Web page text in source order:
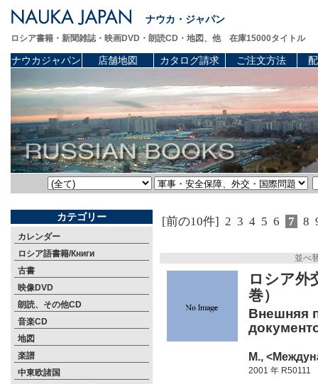
ナウカ・ジャパン
ロシア書籍・新聞雑誌・映画DVD・朗読CD・地図、他 在庫15000タイトル
ナウカジャパン 店舗地図 カタログ請求 ご注文方法
カテゴリー
カレンダー
ロシア語書籍/Книги
古書
映像DVD
朗読、その他CD
音楽CD
地図
楽譜
中東欧諸国
[前の10件] 2 3 4 5 6 7 8
並べ
ロシア
巻）
Внешняя
М.,
2001 年 R50111